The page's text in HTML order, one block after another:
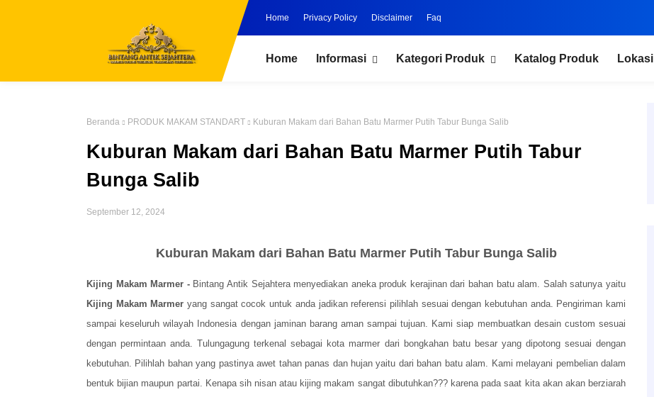
Home Privacy Policy Disclaimer Faq
Home Informasi Kategori Produk Katalog Produk Lokasi
Beranda PRODUK MAKAM STANDART Kuburan Makam dari Bahan Batu Marmer Putih Tabur Bunga Salib
Kuburan Makam dari Bahan Batu Marmer Putih Tabur
Bunga Salib
September 12, 2024
Kuburan Makam dari Bahan Batu Marmer Putih Tabur Bunga Salib
Kijing Makam Marmer - Bintang Antik Sejahtera menyediakan aneka produk kerajinan dari bahan batu alam. Salah satunya yaitu
Kijing Makam Marmer yang sangat cocok untuk anda jadikan referensi pilihlah sesuai dengan kebutuhan anda. Pengiriman kami
sampai keseluruh wilayah Indonesia dengan jaminan barang aman sampai tujuan. Kami siap membuatkan desain custom sesuai
dengan permintaan anda. Tulungagung terkenal sebagai kota marmer dari bongkahan batu besar yang dipotong sesuai dengan
kebutuhan. Pilihlah bahan yang pastinya awet tahan panas dan hujan yaitu dari bahan batu alam. Kami melayani pembelian dalam
bentuk bijian maupun partai. Kenapa sih nisan atau kijing makam sangat dibutuhkan??? karena pada saat kita akan akan berziarah